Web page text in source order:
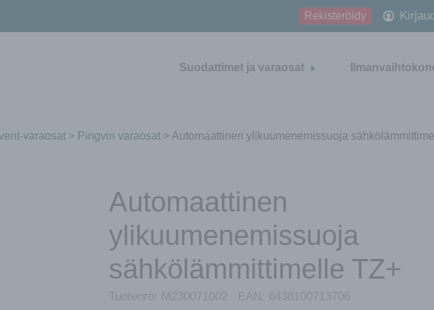
Suodattimet ja varaosat
Rekisteröidy
varaosat > Pingvin varaosat > Automaattinen ylikuumenemissuoja
Automaattinen
ylikuumenemissuoja
sähkölämmittimelle TZ+
Tuotenro: M230071002 EAN: 6438100713706